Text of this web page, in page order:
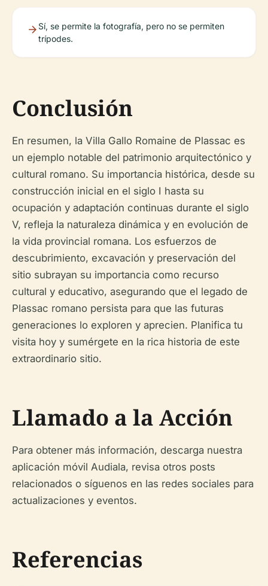
Sí, se permite la fotografía, pero no se permiten
trípodes.
Conclusión
En resumen, la Villa Gallo Romaine de Plassac es
un ejemplo notable del patrimonio arquitectónico y
cultural romano. Su importancia histórica, desde su
construcción inicial en el siglo I hasta su
ocupación y adaptación continuas durante el siglo
V, refleja la naturaleza dinámica y en evolución de
la vida provincial romana. Los esfuerzos de
descubrimiento, excavación y preservación del
sitio subrayan su importancia como recurso
cultural y educativo, asegurando que el legado de
Plassac romano persista para que las futuras
generaciones lo exploren y aprecien. Planifica tu
visita hoy y sumérgete en la rica historia de este
extraordinario sitio.
Llamado a la Acción
Para obtener más información, descarga nuestra
aplicación móvil Audiala, revisa otros posts
relacionados o síguenos en las redes sociales para
actualizaciones y eventos.
Referencias